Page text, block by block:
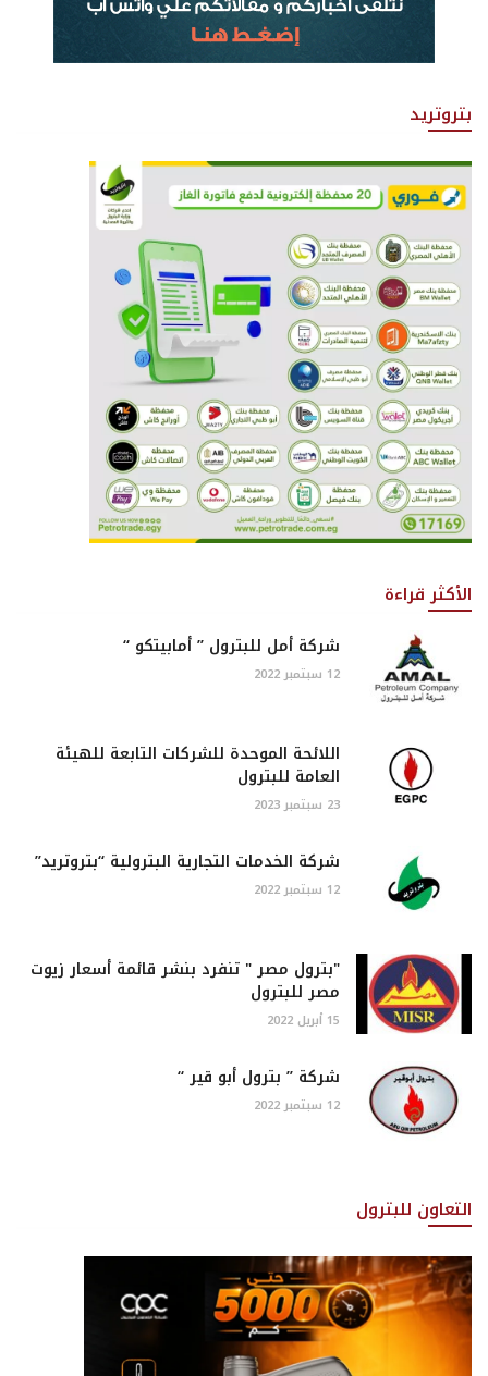
بتروتريد
الأكثر قراءة
شركة أمل للبترول ” أمابيتكو “
12 سبتمبر 2022
اللائحة الموحدة للشركات التابعة للهيئة
العامة للبترول
23 سبتمبر 2023
شركة الخدمات التجارية البترولية “بتروتريد”
12 سبتمبر 2022
"بترول مصر " تنفرد بنشر قائمة أسعار زيوت
مصر للبترول
15 أبريل 2022
شركة ” بترول أبو قير “
12 سبتمبر 2022
التعاون للبترول